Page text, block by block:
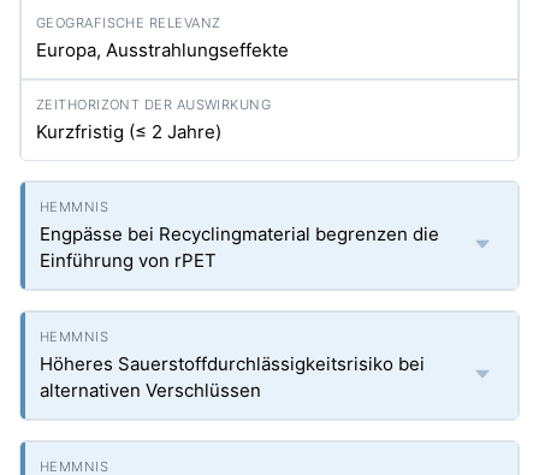
Europa, Ausstrahlungseffekte
Kurzfristig (≤ 2 Jahre)
Engpässe bei Recyclingmaterial begrenzen die
Einführung von rPET
Höheres Sauerstoffdurchlässigkeitsrisiko bei
alternativen Verschlüssen